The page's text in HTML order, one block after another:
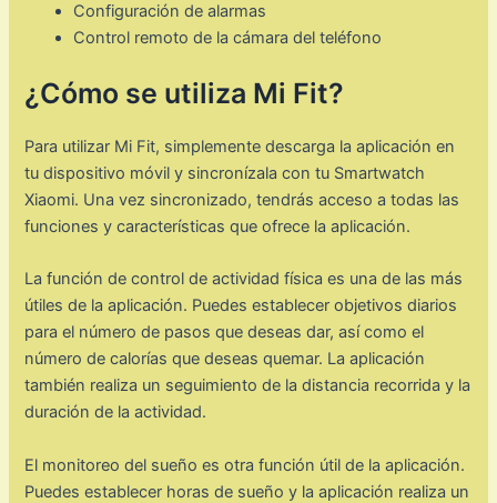
Configuración de alarmas
Control remoto de la cámara del teléfono
¿Cómo se utiliza Mi Fit?
Para utilizar Mi Fit, simplemente descarga la aplicación en
tu dispositivo móvil y sincronízala con tu Smartwatch
Xiaomi. Una vez sincronizado, tendrás acceso a todas las
funciones y características que ofrece la aplicación.
La función de control de actividad física es una de las más
útiles de la aplicación. Puedes establecer objetivos diarios
para el número de pasos que deseas dar, así como el
número de calorías que deseas quemar. La aplicación
también realiza un seguimiento de la distancia recorrida y la
duración de la actividad.
El monitoreo del sueño es otra función útil de la aplicación.
Puedes establecer horas de sueño y la aplicación realiza un